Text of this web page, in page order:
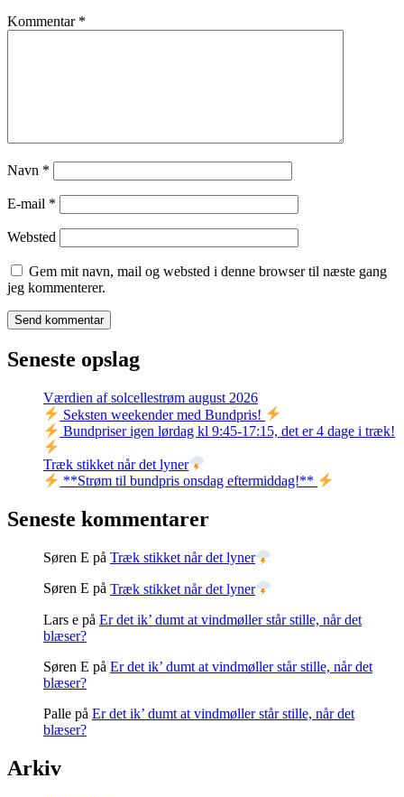
Kommentar *
Navn *
E-mail *
Websted
Gem mit navn, mail og websted i denne browser til næste gang
jeg kommenterer.
Seneste opslag
Værdien af solcellestrøm august 2026
Seksten weekender med Bundpris!
Bundpriser igen lørdag kl 9:45-17:15, det er 4 dage i træk!
Træk stikket når det lyner
**Strøm til bundpris onsdag eftermiddag!**
Seneste kommentarer
Søren E på Træk stikket når det lyner
Søren E på Træk stikket når det lyner
Lars e på Er det ik’ dumt at vindmøller står stille, når det
blæser?
Søren E på Er det ik’ dumt at vindmøller står stille, når det
blæser?
Palle på Er det ik’ dumt at vindmøller står stille, når det
blæser?
Arkiv